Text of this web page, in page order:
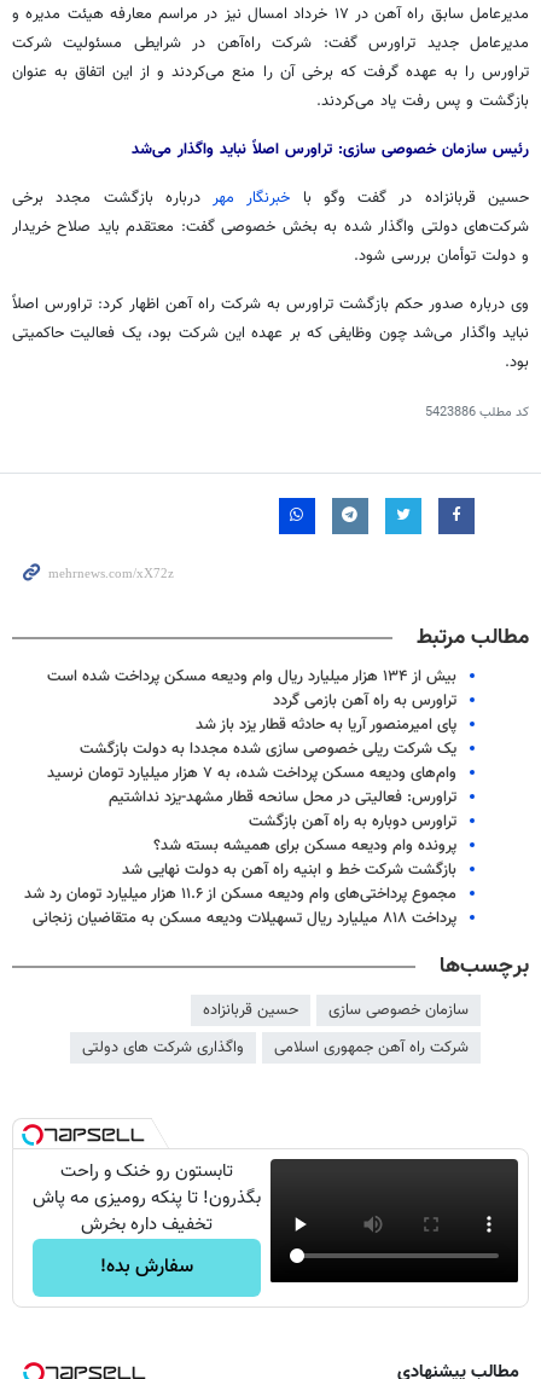
مدیرعامل سابق راه آهن در ۱۷ خرداد امسال نیز در مراسم معارفه هیئت مدیره و
مدیرعامل جدید تراورسگفت: شرکت راه‌آهن در شرایطی مسئولیت شرکت
تراورس را به عهده گرفت که برخی آن را منع می‌کردند و از این اتفاق به عنوان
بازگشت و پس رفت یاد می‌کردند.
رئیس سازمان خصوصی سازی: تراورس اصلاً نباید واگذار می‌شد
حسین قربانزاده در گفت وگو با خبرنگار مهر درباره بازگشت مجدد برخی
شرکت‌های دولتی واگذار شده به بخش خصوصی گفت: معتقدم باید صلاح خریدار
و دولت توأمان بررسی شود.
وی درباره صدور حکم بازگشت تراورس به شرکت راه آهن اظهار کرد: تراورس اصلاً
نباید واگذار می‌شد چون وظایفی که بر عهده این شرکت بود، یک فعالیت حاکمیتی
بود.
کد مطلب5423886
مطالب مرتبط
بیش از ۱۳۴ هزار میلیارد ریال وام ودیعه مسکن پرداخت شده است
تراورس به راه آهن بازمی گردد
پای امیرمنصور آریا به حادثه قطار یزد باز شد
یک شرکت ریلی خصوصی سازی شده مجددا به دولت بازگشت
وام‌های ودیعه مسکن پرداخت شده، به ۷ هزار میلیارد تومان نرسید
تراورس: فعالیتی در محل سانحه قطار مشهد-یزد نداشتیم
تراورس دوباره به راه آهن بازگشت
پرونده وام ودیعه مسکن برای همیشه بسته شد؟
بازگشت شرکت خط و ابنیه راه آهن به دولت نهایی شد
مجموع پرداختی‌های وام ودیعه مسکن از ۱۱.۶ هزار میلیارد تومان رد شد
پرداخت ۸۱۸ میلیارد ریال تسهیلات ودیعه مسکن به متقاضیان زنجانی
برچسب‌ها
سازمان خصوصی سازی
حسین قربانزاده
شرکت راه آهن جمهوری اسلامی
واگذاری شرکت های دولتی
تابستون رو خنک و راحت
بگذرون! تا پنکه رومیزی مه پاش
تخفیف داره بخرش
سفارش بده!
مطالب پیشنهادی